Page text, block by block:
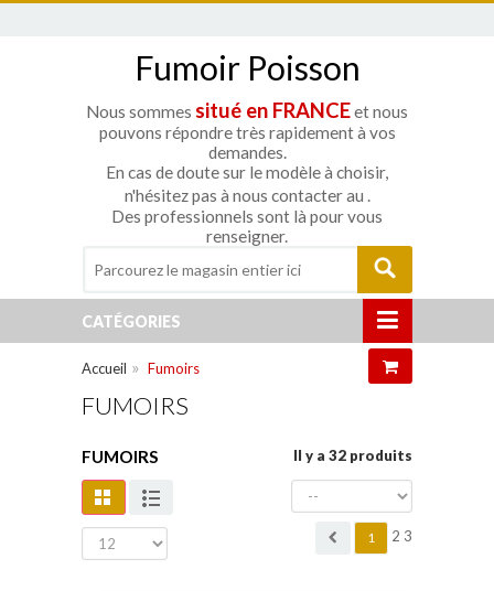
Fumoir Poisson
Nous sommes situé en FRANCEet nous
pouvons répondre très rapidement à vos
demandes.
En cas de doute sur le modèle à choisir,
n'hésitez pas à nous contacter au .
Des professionnels sont là pour vous
renseigner.
CATÉGORIES
Accueil » Fumoirs
FUMOIRS
FUMOIRS Il y a 32 produits
1 2 3